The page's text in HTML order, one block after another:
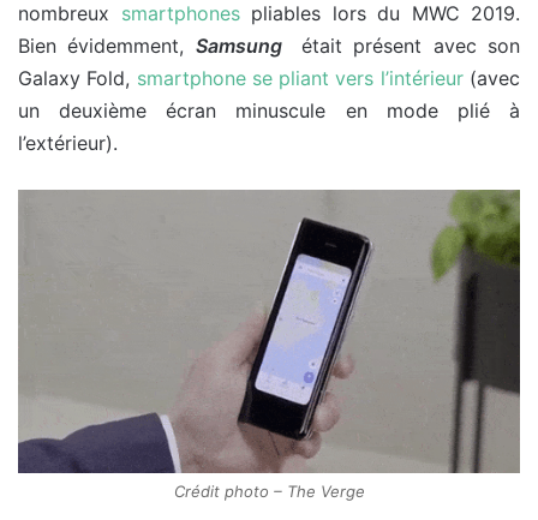
nombreux smartphonespliables lors du MWC 2019.
Bien évidemment, Samsung
était présent avec son
Galaxy Fold, smartphone se pliant vers l’intérieur(avec
un deuxième écran minuscule en mode plié à
l’extérieur).
Crédit photo – The Verge